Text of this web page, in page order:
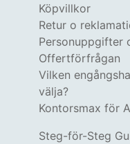
Köpvillkor
Retur o
Personuppgifter
Offertförfrågan
Vilken
välja?
Kontorsmax för
Steg-för-Steg